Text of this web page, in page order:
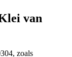
van
zoals